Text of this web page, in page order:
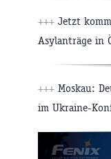
+++ Jetzt
Asylanträge in
+++ Moskau:
im Ukraine-